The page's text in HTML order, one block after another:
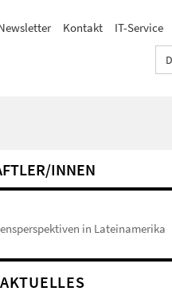
Kontakt IT-Service
INNEN
in Lateinamerika
AKTUELLES